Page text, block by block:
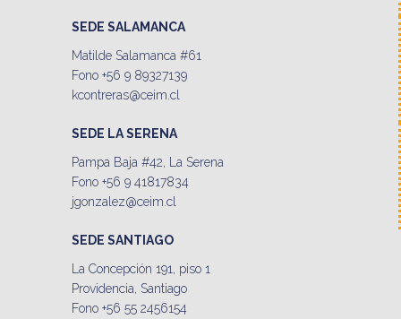
SEDE SALAMANCA
Matilde Salamanca #61
Fono +56 9 89327139
kcontreras@ceim.cl
SEDE LA SERENA
Pampa Baja #42, La Serena
Fono +56 9 41817834
jgonzalez@ceim.cl
SEDE SANTIAGO
La Concepción 191, piso 1
Providencia, Santiago
Fono +56 55 2456154